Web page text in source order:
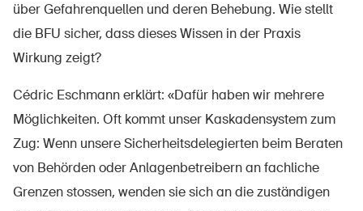
über Gefahrenquellen und deren Behebung. Wie stellt
die BFU sicher, dass dieses Wissen in der Praxis
Wirkung zeigt?
Cédric Eschmann erklärt: «Dafür haben wir mehrere
Möglichkeiten. Oft kommt unser Kaskadensystem zum
Zug: Wenn unsere Sicherheitsdelegierten beim Beraten
von Behörden oder Anlagenbetreibern an fachliche
Grenzen stossen, wenden sie sich an die zuständigen